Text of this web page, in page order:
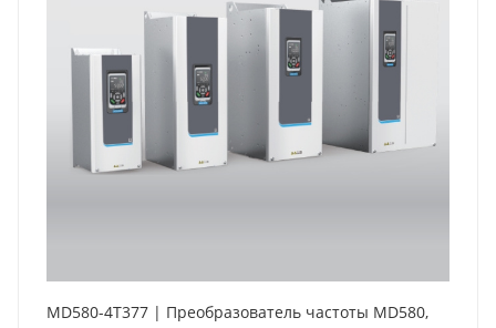
MD580-4T377 | Преобразователь частоты MD580,